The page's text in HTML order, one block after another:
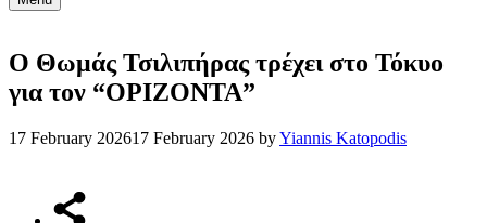
Ο Θωμάς Τσιλιπήρας τρέχει στο Τόκυο
για τον “ΟΡΙΖΟΝΤΑ”
17 February 202617 February 2026 byYiannis Katopodis